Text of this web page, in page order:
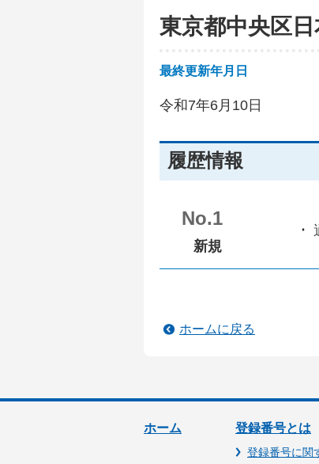
東京都中央区
最終更新年月日
令和7年6月10日
履歴情報
No.1
新規
ホームに戻る
ホーム 登録番号とは
登録番号に関